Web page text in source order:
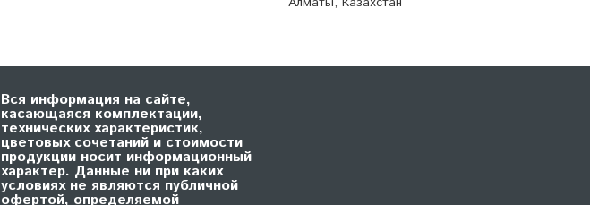
Вся информация на сайте,
касающаяся комплектации,
технических характеристик,
цветовых сочетаний и стоимости
продукции носит информационный
характер. Данные ни при каких
условиях не являются публичной
офертой, определяемой